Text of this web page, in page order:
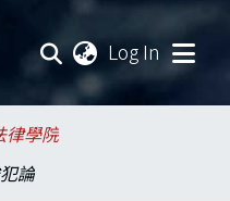
Log In
學院
論